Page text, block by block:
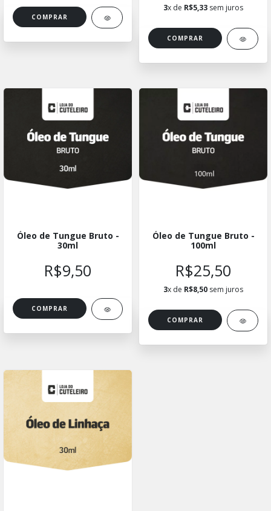
3x de R$5,33 sem juros
Óleo de Tungue Bruto -
30ml
R$9,50
Óleo de Tungue Bruto -
100ml
R$25,50
3x de R$8,50 sem juros